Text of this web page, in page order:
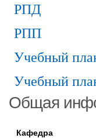
РПД
РПП
Учебный
Учебный
Общая
Кафедра